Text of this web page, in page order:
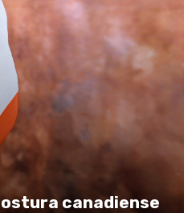
canadiense